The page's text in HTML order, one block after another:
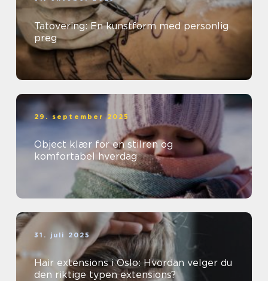
Tatovering: En kunstform med personlig
preg
29. september 2025
Object klær for en stilren og
komfortabel hverdag
31. juli 2025
Hair extensions i Oslo: Hvordan velger du
den riktige typen extensions?